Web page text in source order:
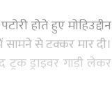
होते हुए मोहिउद्दीन
से टक्कर मार दी।
ड्राइवर गाड़ी लेकर